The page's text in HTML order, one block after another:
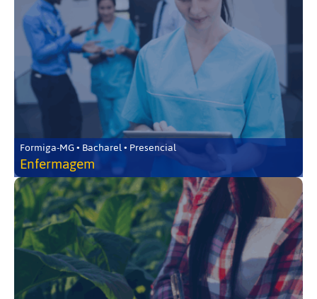
Formiga-MG • Bacharel • Presencial
Enfermagem